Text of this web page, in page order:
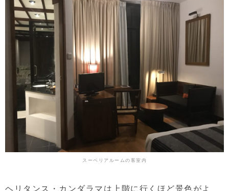
スーペリアルームの客室内
ヘリタンス・カンダラマは上階に行くほど景色がよ